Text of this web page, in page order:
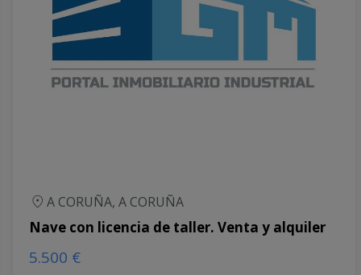
A CORUÑA, A CORUÑA
Nave con licencia de taller. Venta y alquiler
5.500 €